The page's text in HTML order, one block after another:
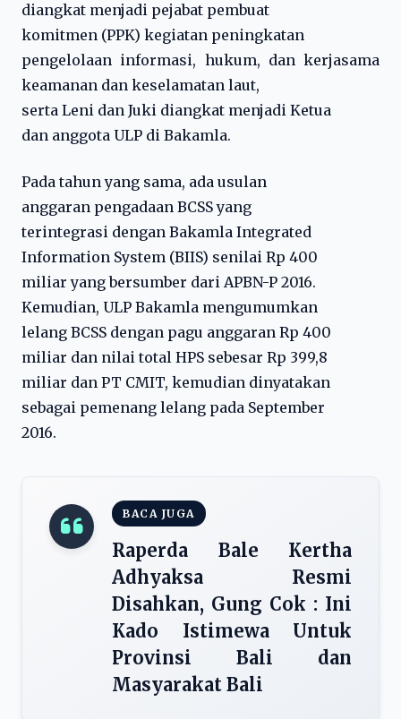
diangkat menjadi pejabat pembuat
komitmen (PPK) kegiatan peningkatan
pengelolaan informasi, hukum, dan kerjasama
keamanan dan keselamatan laut,
serta Leni dan Juki diangkat menjadi Ketua
dan anggota ULP di Bakamla.
Pada tahun yang sama, ada usulan
anggaran pengadaan BCSS yang
terintegrasi dengan Bakamla Integrated
Information System (BIIS) senilai Rp 400
miliar yang bersumber dari APBN-P 2016.
Kemudian, ULP Bakamla mengumumkan
lelang BCSS dengan pagu anggaran Rp 400
miliar dan nilai total HPS sebesar Rp 399,8
miliar dan PT CMIT, kemudian dinyatakan
sebagai pemenang lelang pada September
2016.
BACA JUGA
Raperda Bale Kertha
Adhyaksa Resmi
Disahkan, Gung Cok : Ini
Kado Istimewa Untuk
Provinsi Bali dan
Masyarakat Bali